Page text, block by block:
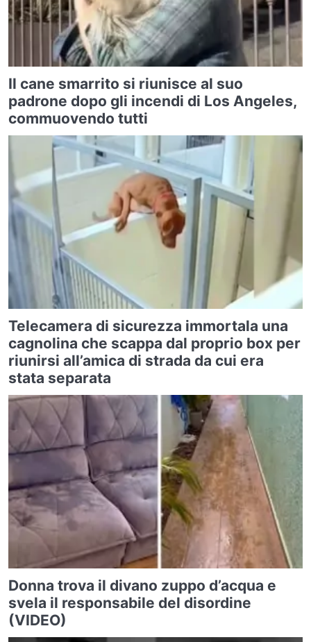
Il cane smarrito si riunisce al suo
padrone dopo gli incendi di Los Angeles,
commuovendo tutti
Telecamera di sicurezza immortala una
cagnolina che scappa dal proprio box per
riunirsi all’amica di strada da cui era
stata separata
Donna trova il divano zuppo d’acqua e
svela il responsabile del disordine
(VIDEO)